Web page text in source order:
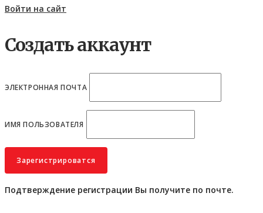
Войти на сайт
Создать аккаунт
ЭЛЕКТРОННАЯ ПОЧТА
ИМЯ ПОЛЬЗОВАТЕЛЯ
Подтверждение регистрации Вы получите по почте.